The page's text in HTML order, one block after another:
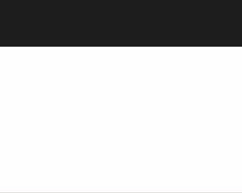
bar à rire